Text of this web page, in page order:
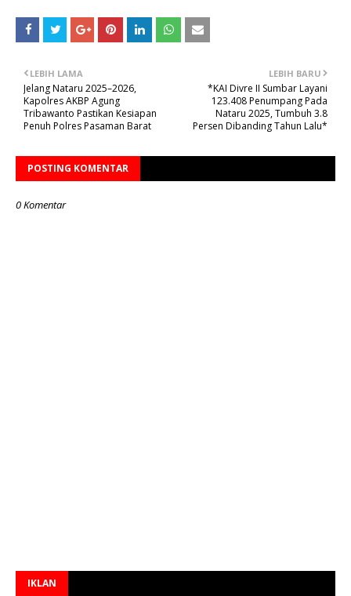
LEBIH BARU
*KAI Divre II Sumbar Layani
123.408 Penumpang Pada
Nataru 2025, Tumbuh 3.8
Persen Dibanding Tahun Lalu*
LEBIH LAMA
Jelang Nataru 2025–2026,
Kapolres AKBP Agung
Tribawanto Pastikan Kesiapan
Penuh Polres Pasaman Barat
POSTING KOMENTAR
0 Komentar
IKLAN